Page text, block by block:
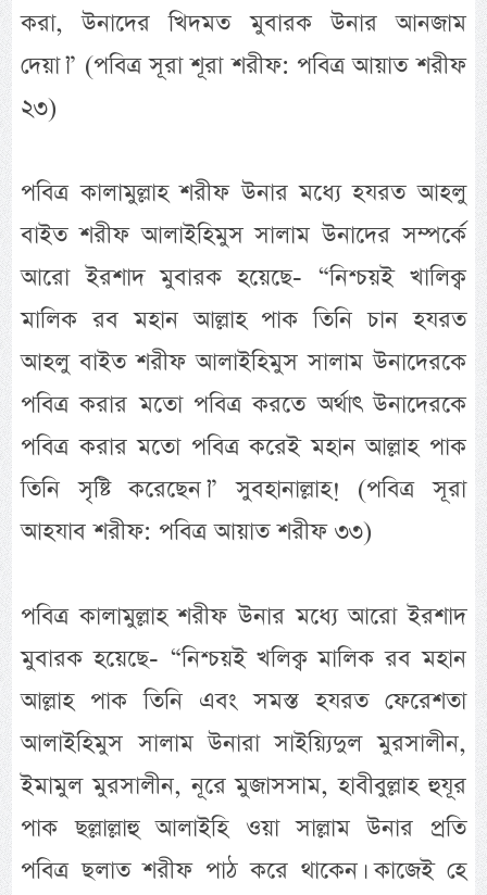
করা, উনাদের খিদমত মুবারক উনার আনজাম
দেয়া।” (পবিত্র সূরা শূরা শরীফ: পবিত্র আয়াত শরীফ
২৩)
পবিত্র কালামুল্লাহ শরীফ উনার মধ্যে হযরত আহলু
বাইত শরীফ আলাইহিমুস সালাম উনাদের সম্পর্কে
আরো ইরশাদ মুবারক হয়েছে- “নিশ্চয়ই খালিক্ব
মালিক রব মহান আল্লাহ পাক তিনি চান হযরত
আহলু বাইত শরীফ আলাইহিমুস সালাম উনাদেরকে
পবিত্র করার মতো পবিত্র করতে অর্থাৎ উনাদেরকে
পবিত্র করার মতো পবিত্র করেই মহান আল্লাহ পাক
তিনি সৃষ্টি করেছেন।” সুবহানাল্লাহ! (পবিত্র সূরা
আহযাব শরীফ: পবিত্র আয়াত শরীফ ৩৩)
পবিত্র কালামুল্লাহ শরীফ উনার মধ্যে আরো ইরশাদ
মুবারক হয়েছে- “নিশ্চয়ই খলিক্ব মালিক রব মহান
আল্লাহ পাক তিনি এবং সমস্ত হযরত ফেরেশতা
আলাইহিমুস সালাম উনারা সাইয়্যিদুল মুরসালীন,
ইমামুল মুরসালীন, নূরে মুজাসসাম, হাবীবুল্লাহ হুযূর
পাক ছল্লাল্লাহু আলাইহি ওয়া সাল্লাম উনার প্রতি
পবিত্র ছলাত শরীফ পাঠ করে থাকেন। কাজেই হে